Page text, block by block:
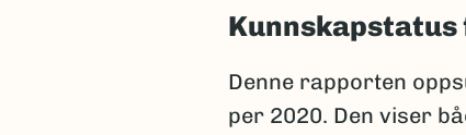
Denne rapporten
per 2020. Den viser